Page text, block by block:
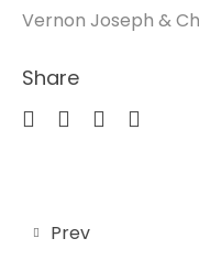
Vernon Joseph &
Share
Prev